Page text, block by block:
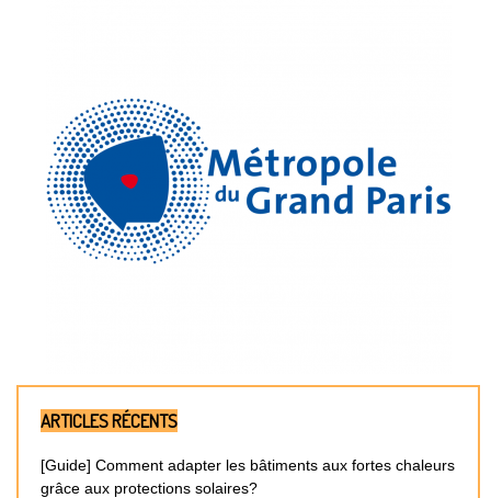
ARTICLES RÉCENTS
[Guide] Comment adapter les bâtiments aux fortes chaleurs
grâce aux protections solaires?